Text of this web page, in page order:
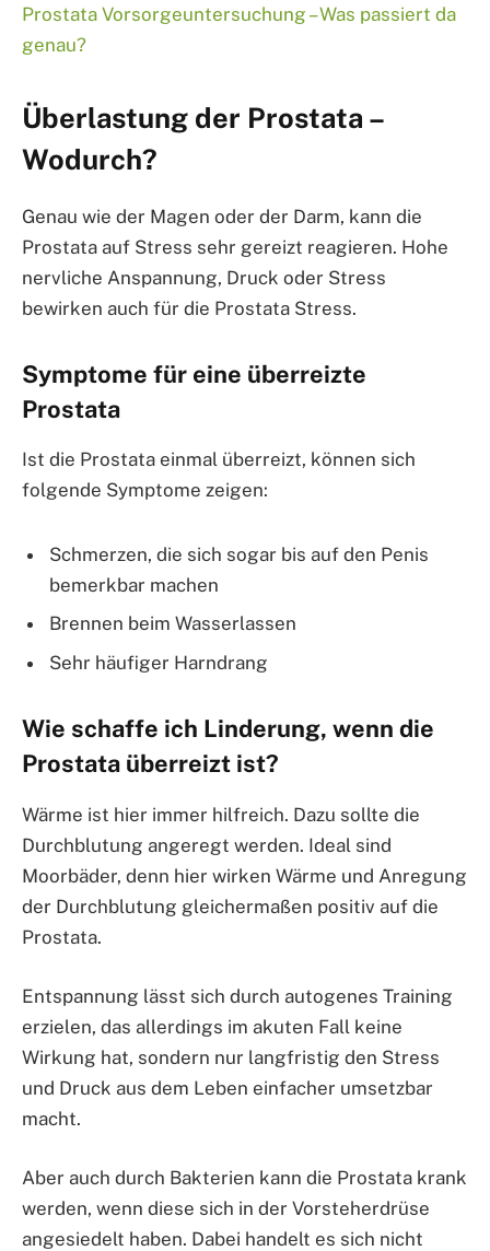
Prostata Vorsorgeuntersuchung – Was passiert da
genau?
Überlastung der Prostata –
Wodurch?
Genau wie der Magen oder der Darm, kann die
Prostata auf Stress sehr gereizt reagieren. Hohe
nervliche Anspannung, Druck oder Stress
bewirken auch für die Prostata Stress.
Symptome für eine überreizte
Prostata
Ist die Prostata einmal überreizt, können sich
folgende Symptome zeigen:
Schmerzen, die sich sogar bis auf den Penis
bemerkbar machen
Brennen beim Wasserlassen
Sehr häufiger Harndrang
Wie schaffe ich Linderung, wenn die
Prostata überreizt ist?
Wärme ist hier immer hilfreich. Dazu sollte die
Durchblutung angeregt werden. Ideal sind
Moorbäder, denn hier wirken Wärme und Anregung
der Durchblutung gleichermaßen positiv auf die
Prostata.
Entspannung lässt sich durch autogenes Training
erzielen, das allerdings im akuten Fall keine
Wirkung hat, sondern nur langfristig den Stress
und Druck aus dem Leben einfacher umsetzbar
macht.
Aber auch durch Bakterien kann die Prostata krank
werden, wenn diese sich in der Vorsteherdrüse
angesiedelt haben. Dabei handelt es sich nicht